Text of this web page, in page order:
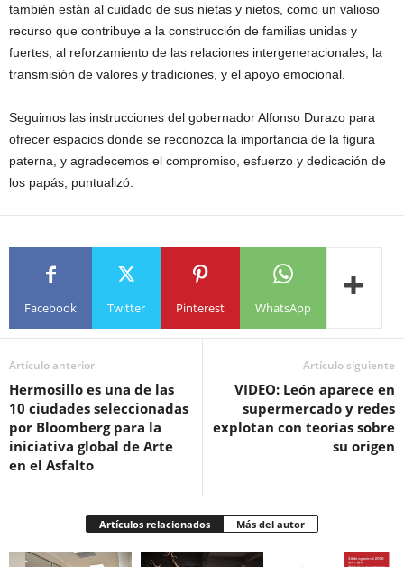
también están al cuidado de sus nietas y nietos, como un valioso
recurso que contribuye a la construcción de familias unidas y
fuertes, al reforzamiento de las relaciones intergeneracionales, la
transmisión de valores y tradiciones, y el apoyo emocional.
Seguimos las instrucciones del gobernador Alfonso Durazo para
ofrecer espacios donde se reconozca la importancia de la figura
paterna, y agradecemos el compromiso, esfuerzo y dedicación de
los papás, puntualizó.
Facebook Twitter Pinterest WhatsApp
Artículo anterior
Hermosillo es una de las
10 ciudades seleccionadas
por Bloomberg para la
iniciativa global de Arte
en el Asfalto
Artículo siguiente
VIDEO: León aparece en
supermercado y redes
explotan con teorías sobre
su origen
Artículos relacionados Más del autor